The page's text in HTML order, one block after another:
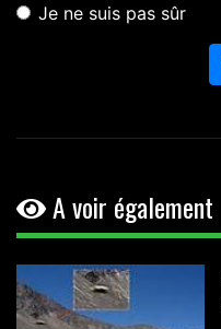
Je ne suis pas sûr
A voir également